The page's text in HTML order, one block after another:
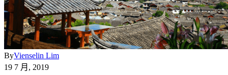
ByVienselin Lim
19 7 月, 2019